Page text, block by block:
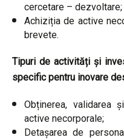
cercetare – dezvoltare;
Achiziția de active
brevete.
Tipuri de activități și
specific pentru inovare
Obținerea, validarea
active necorporale;
Detașarea de